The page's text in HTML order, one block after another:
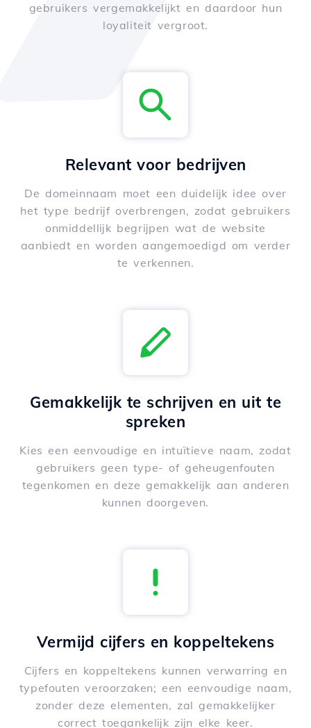
gebruikers vergemakkelijkt en daardoor hun
loyaliteit vergroot.
Relevant voor bedrijven
De domeinnaam moet een duidelijk idee over
het type bedrijf overbrengen, zodat gebruikers
onmiddellijk begrijpen wat de website
aanbiedt en worden aangemoedigd om verder
te verkennen.
Gemakkelijk te schrijven en uit te
spreken
Kies een eenvoudige en intuïtieve naam, zodat
gebruikers geen type- of geheugenfouten
tegenkomen en deze gemakkelijk aan anderen
kunnen doorgeven.
Vermijd cijfers en koppeltekens
Cijfers en koppeltekens kunnen verwarring en
typefouten veroorzaken; een eenvoudige naam,
zonder deze elementen, zal gemakkelijker
correct toegankelijk zijn elke keer.